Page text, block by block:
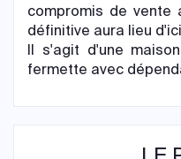
compromis de
définitive aura lieu
Il s'agit d'une
fermette avec